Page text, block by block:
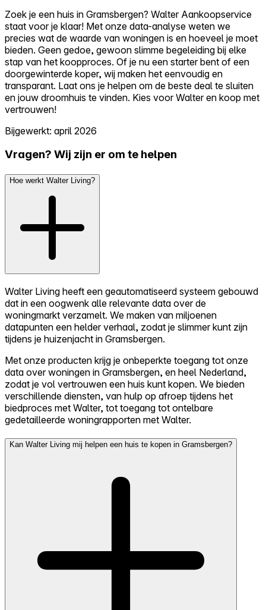
Zoek je een huis in Gramsbergen? Walter Aankoopservice
staat voor je klaar! Met onze data-analyse weten we
precies wat de waarde van woningen is en hoeveel je moet
bieden. Geen gedoe, gewoon slimme begeleiding bij elke
stap van het koopproces. Of je nu een starter bent of een
doorgewinterde koper, wij maken het eenvoudig en
transparant. Laat ons je helpen om de beste deal te sluiten
en jouw droomhuis te vinden. Kies voor Walter en koop met
vertrouwen!
Bijgewerkt: april 2026
Vragen? Wij zijn er om te helpen
Hoe werkt Walter Living?
Walter Living heeft een geautomatiseerd systeem gebouwd
dat in een oogwenk alle relevante data over de
woningmarkt verzamelt. We maken van miljoenen
datapunten een helder verhaal, zodat je slimmer kunt zijn
tijdens je huizenjacht in Gramsbergen.
Met onze producten krijg je onbeperkte toegang tot onze
data over woningen in Gramsbergen, en heel Nederland,
zodat je vol vertrouwen een huis kunt kopen. We bieden
verschillende diensten, van hulp op afroep tijdens het
biedproces met Walter, tot toegang tot ontelbare
gedetailleerde woningrapporten met Walter.
Kan Walter Living mij helpen een huis te kopen in Gramsbergen?